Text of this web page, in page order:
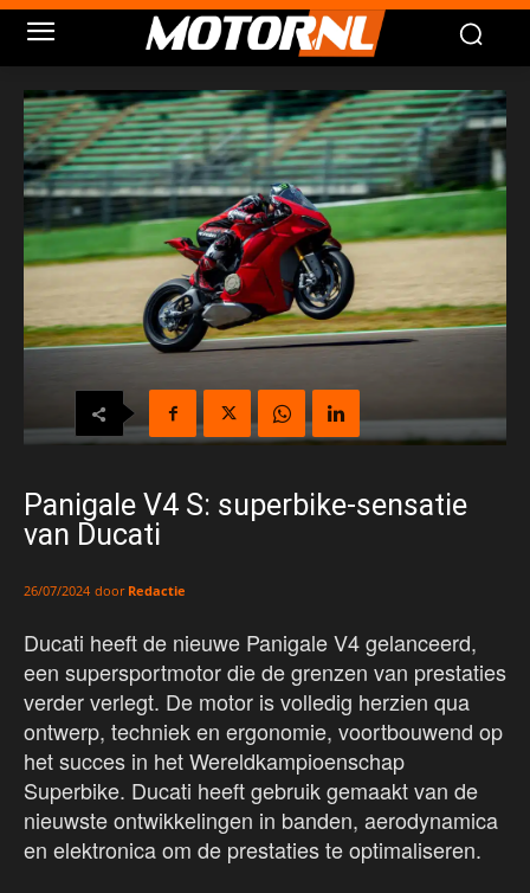
Panigale V4 S: superbike-sensatie
van Ducati
26/07/2024 door Redactie
Ducati heeft de nieuwe Panigale V4 gelanceerd,
een supersportmotor die de grenzen van prestaties
verder verlegt. De motor is volledig herzien qua
ontwerp, techniek en ergonomie, voortbouwend op
het succes in het Wereldkampioenschap
Superbike. Ducati heeft gebruik gemaakt van de
nieuwste ontwikkelingen in banden, aerodynamica
en elektronica om de prestaties te optimaliseren.